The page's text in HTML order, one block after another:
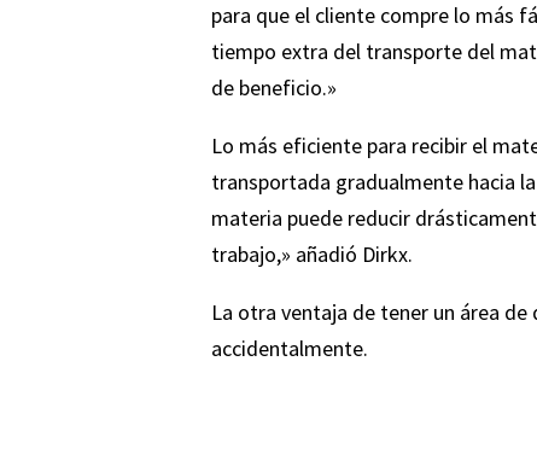
para que el cliente compre lo más
tiempo extra del transporte del
de beneficio.»
Lo más eficiente para recibir el
transportada gradualmente hacia
materia puede reducir
trabajo,» añadió Dirkx.
La otra ventaja de tener un área
accidentalmente.